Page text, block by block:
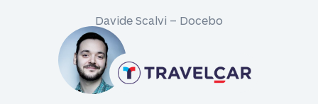
Davide Scalvi – Docebo